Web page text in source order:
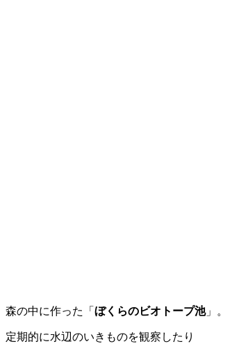
森の中に作った「 ぼくらのビオトープ池」。
定期的に水辺のいきものを観察したり